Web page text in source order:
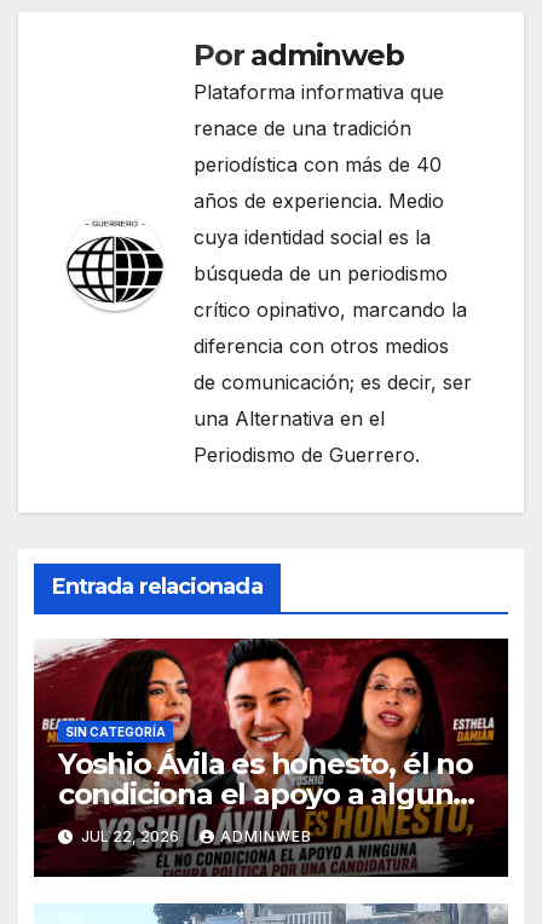
Por adminweb
Plataforma informativa que
renace de una tradición
periodística con más de 40
años de experiencia. Medio
cuya identidad social es la
búsqueda de un periodismo
crítico opinativo, marcando la
diferencia con otros medios
de comunicación; es decir, ser
una Alternativa en el
Periodismo de Guerrero.
Entrada relacionada
SIN CATEGORÍA
Yoshio Ávila es honesto, él no
condiciona el apoyo a alguna
figura política por una
candidatura
JUL 22, 2026 ADMINWEB